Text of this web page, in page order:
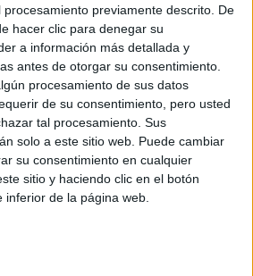
previamente descrito. De
hacer clic para denegar su
a información más detallada y
antes de otorgar su consentimiento.
procesamiento de sus datos
de su consentimiento, pero usted
tal procesamiento. Sus
solo a este sitio web. Puede cambiar
su consentimiento en cualquier
sitio y haciendo clic en el botón
de la página web.
de Uso
y Condicionesde uso*